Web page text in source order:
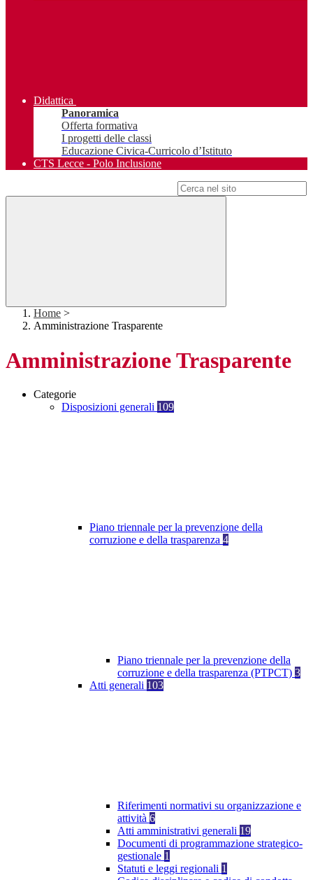
Didattica
Panoramica
Offerta formativa
I progetti delle classi
Educazione Civica-Curricolo d’Istituto
CTS Lecce - Polo Inclusione
Home >
Amministrazione Trasparente
Amministrazione Trasparente
Categorie
Disposizioni generali 109
Piano triennale per la prevenzione della
corruzione e della trasparenza 4
Piano triennale per la prevenzione della
corruzione e della trasparenza (PTPCT) 3
Atti generali 103
Riferimenti normativi su organizzazione e
attività 6
Atti amministrativi generali 19
Documenti di programmazione strategico-
gestionale 1
Statuti e leggi regionali 1